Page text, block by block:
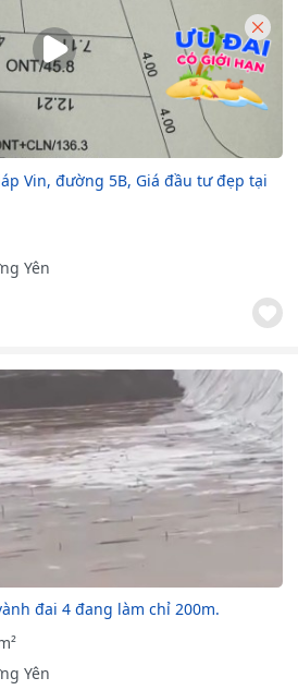
Vin, đường 5B, Giá đầu tư đẹp tại
Yên
đai 4 đang làm chỉ 200m.
Yên